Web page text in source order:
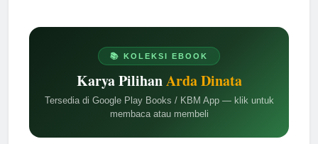
📚 KOLEKSI EBOOK
Karya PilihanArda Dinata
Tersedia di Google Play Books / KBM App — klik untuk
membaca atau membeli